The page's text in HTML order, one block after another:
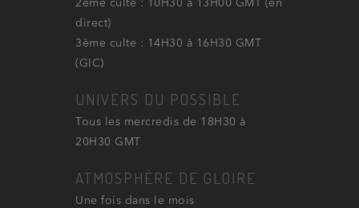
2ème culte : 10H30 à 13H00 GMT (en
direct)
3ème culte : 14H30 à 16H30 GMT
(GIC)
UNIVERS DU POSSIBLE
Tous les mercredis de 18H30 à
20H30 GMT
ATMOSPHÈRE DE GLOIRE
Une fois dans le mois